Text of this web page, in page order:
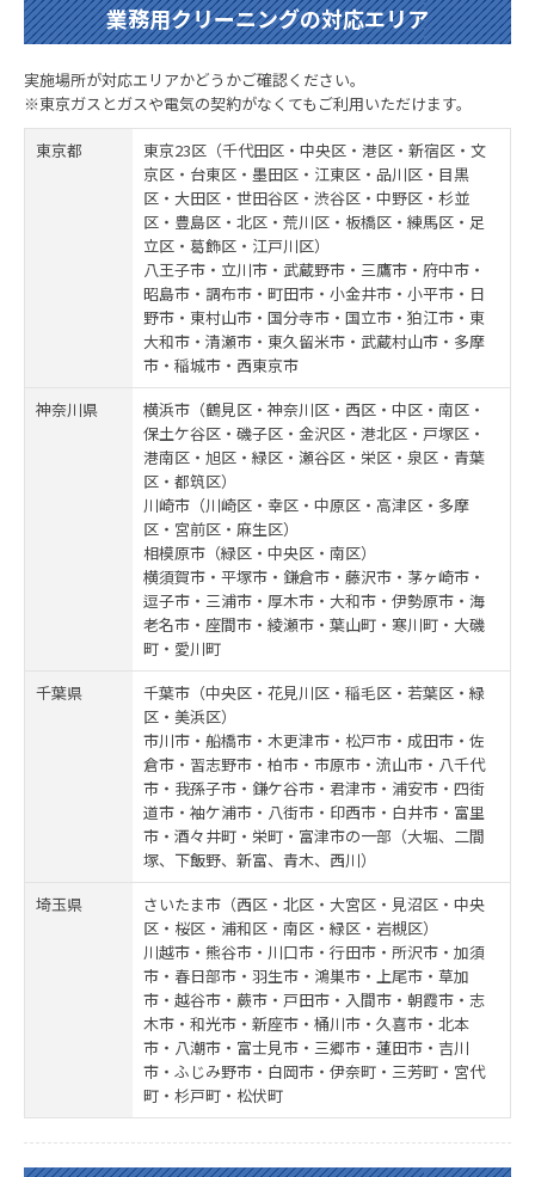
業務用クリーニングの対応エリア
実施場所が対応エリアかどうかご確認ください。
※東京ガスとガスや電気の契約がなくてもご利用いただけます。
東京都
東京23区（千代田区・中央区・港区・新宿区・文
京区・台東区・墨田区・江東区・品川区・目黒
区・大田区・世田谷区・渋谷区・中野区・杉並
区・豊島区・北区・荒川区・板橋区・練馬区・足
立区・葛飾区・江戸川区）
八王子市・立川市・武蔵野市・三鷹市・府中市・
昭島市・調布市・町田市・小金井市・小平市・日
野市・東村山市・国分寺市・国立市・狛江市・東
大和市・清瀬市・東久留米市・武蔵村山市・多摩
市・稲城市・西東京市
神奈川県
横浜市（鶴見区・神奈川区・西区・中区・南区・
保土ケ谷区・磯子区・金沢区・港北区・戸塚区・
港南区・旭区・緑区・瀬谷区・栄区・泉区・青葉
区・都筑区）
川崎市（川崎区・幸区・中原区・高津区・多摩
区・宮前区・麻生区）
相模原市（緑区・中央区・南区）
横須賀市・平塚市・鎌倉市・藤沢市・茅ヶ崎市・
逗子市・三浦市・厚木市・大和市・伊勢原市・海
老名市・座間市・綾瀬市・葉山町・寒川町・大磯
町・愛川町
千葉県
千葉市（中央区・花見川区・稲毛区・若葉区・緑
区・美浜区）
市川市・船橋市・木更津市・松戸市・成田市・佐
倉市・習志野市・柏市・市原市・流山市・八千代
市・我孫子市・鎌ケ谷市・君津市・浦安市・四街
道市・袖ケ浦市・八街市・印西市・白井市・富里
市・酒々井町・栄町・富津市の一部（大堀、二間
塚、下飯野、新富、青木、西川）
埼玉県
さいたま市（西区・北区・大宮区・見沼区・中央
区・桜区・浦和区・南区・緑区・岩槻区）
川越市・熊谷市・川口市・行田市・所沢市・加須
市・春日部市・羽生市・鴻巣市・上尾市・草加
市・越谷市・蕨市・戸田市・入間市・朝霞市・志
木市・和光市・新座市・桶川市・久喜市・北本
市・八潮市・富士見市・三郷市・蓮田市・吉川
市・ふじみ野市・白岡市・伊奈町・三芳町・宮代
町・杉戸町・松伏町